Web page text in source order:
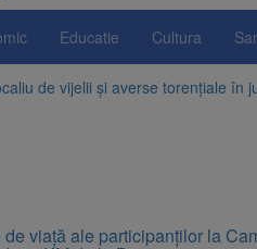
Educatie Cultura
de vijelii și averse torențiale în
Victoria, reținut după ce și-ar fi
i-au condus pe polițiști la
platforma suspeND.ro pentru
de viață ale participanților la